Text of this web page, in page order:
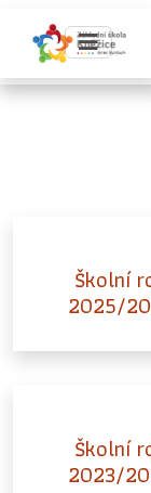
Školní
2025/
Školní
2023/